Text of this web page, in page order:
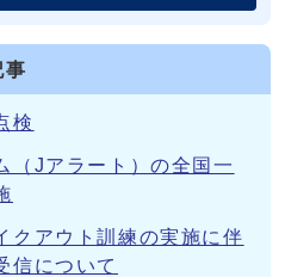
事
検
（Jアラート）の全国一
クアウト訓練の実施に伴
信について